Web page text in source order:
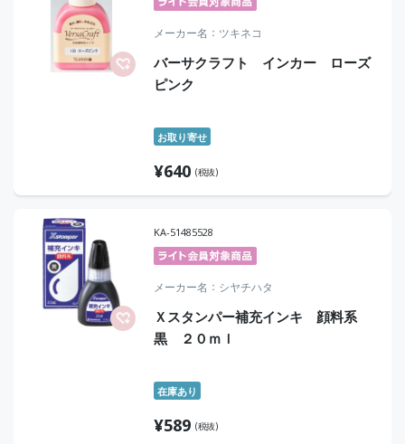
メーカー名 ツキネコ
バーサクラフト インカー ローズ
ピンク
お取り寄せ
¥640 (税抜)
KA-51485528
メーカー名 シヤチハタ
Ｘスタンパー補充インキ 顔料系
黒 ２０ｍｌ
在庫あり
¥589 (税抜)